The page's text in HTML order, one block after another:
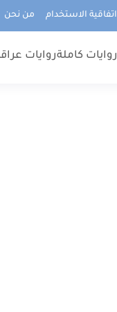
اتفاقية الاستخدام من نحن
روايات كاملةروايات